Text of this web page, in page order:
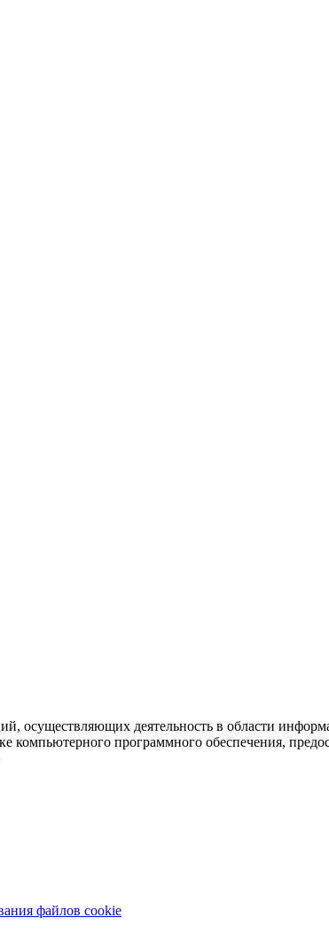
осуществляющих деятельность в области
компьютерного программного обеспечения,
файлов cookie